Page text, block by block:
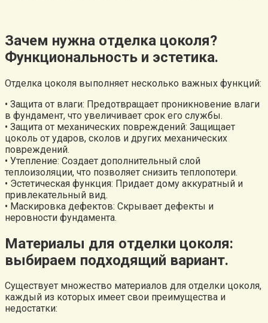
Зачем нужна отделка цоколя?
Функциональность и эстетика.
Отделка цоколя выполняет несколько важных функций:
• Защита от влаги: Предотвращает проникновение влаги
в фундамент, что увеличивает срок его службы.
• Защита от механических повреждений: Защищает
цоколь от ударов, сколов и других механических
повреждений.
• Утепление: Создает дополнительный слой
теплоизоляции, что позволяет снизить теплопотери.
• Эстетическая функция: Придает дому аккуратный и
привлекательный вид.
• Маскировка дефектов: Скрывает дефекты и
неровности фундамента.
Материалы для отделки цоколя:
выбираем подходящий вариант.
Существует множество материалов для отделки цоколя,
каждый из которых имеет свои преимущества и
недостатки: